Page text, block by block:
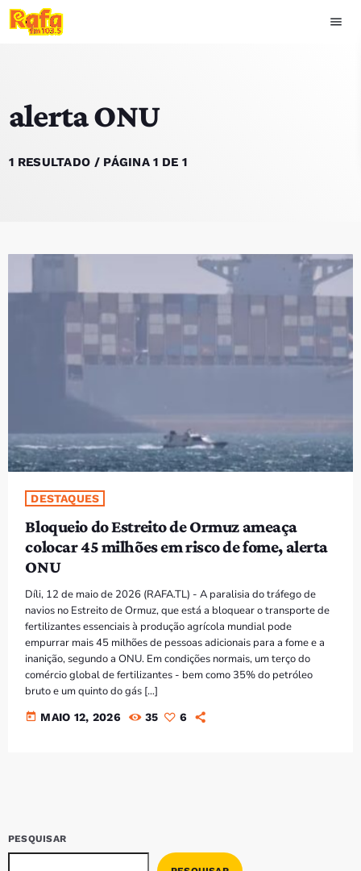
menu
play_arrow OUVIR RAFA
PODCASTS
VIDEOS
EVENTOS
CONTACTOS
PORTUGUÊS keyboard_arrow_down
PORTUGUÊS
PRÓXIMOS PROGRAMAS
Bom dia RAFA
7:00 AM - 9:00 AM
Bom dia RAFA
alerta ONU
1 RESULTADO / PÁGINA 1 DE 1
DESTAQUES
Bloqueio do Estreito de Ormuz ameaça
colocar 45 milhões em risco de fome, alerta
ONU
Díli, 12 de maio de 2026 (RAFA.TL) - A paralisia do tráfego de
navios no Estreito de Ormuz, que está a bloquear o transporte de
fertilizantes essenciais à produção agrícola mundial pode
empurrar mais 45 milhões de pessoas adicionais para a fome e a
inanição, segundo a ONU. Em condições normais, um terço do
comércio global de fertilizantes - bem como 35% do petróleo
bruto e um quinto do gás […]
today MAIO 12, 2026 35 6
PESQUISAR